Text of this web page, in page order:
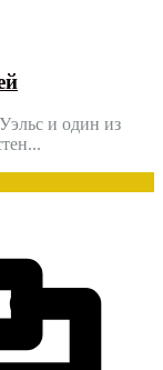
и один из